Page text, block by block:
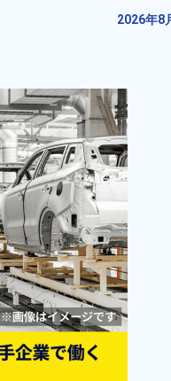
2026年8
プリント基板の組立作業
歓迎★20代～50代の幅広
日祝休み＆年間休日130日
付きワンルーム寮完備！《
駿河区》
時給 1,250円
勤務地
静岡県静岡
周辺
勤務時間
08:15～16:45
雇用形態
派遣社員
職種
加工,組立・組
未経験者OK 男性活躍中
女性活躍中 寮完備
経験者優遇 年間休日120日
社会保険完備 資格・経験不
土日祝休み
キープする